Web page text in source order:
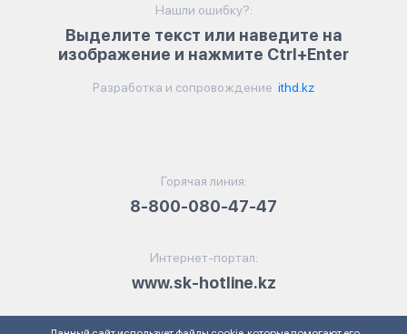
Нашли ошибку?:
Выделите текст или наведите на
изображение и нажмите Ctrl+Enter
Разработка и сопровождение ithd.kz
Горячая линия:
8-800-080-47-47
Интернет-портал:
www.sk-hotline.kz